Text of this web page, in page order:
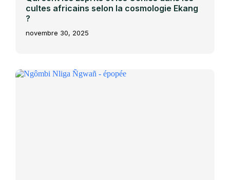
cultes africains selon la cosmologie Ekang
?
novembre 30, 2025